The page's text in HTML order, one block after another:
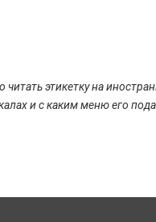
этикетку на
и с каким меню его